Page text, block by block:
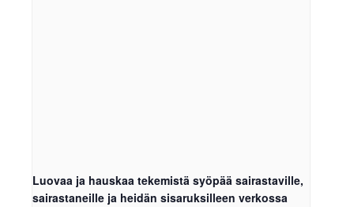
Luovaa ja hauskaa tekemistä syöpää sairastaville,
sairastaneille ja heidän sisaruksilleen verkossa